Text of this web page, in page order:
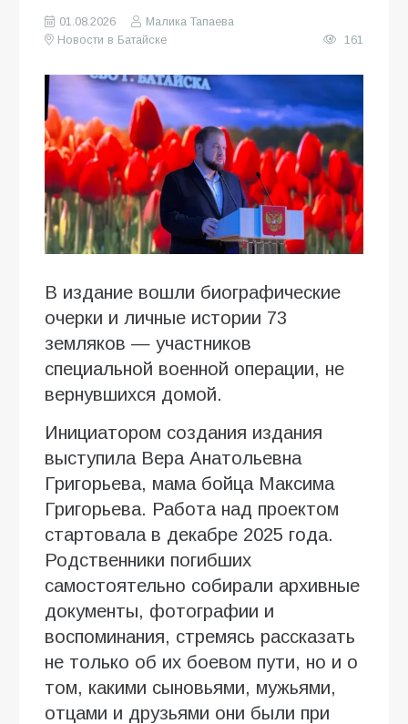
01.08.2026
Малика Тапаева
Новости в Батайске
161
В издание вошли биографические
очерки и личные истории 73
земляков — участников
специальной военной операции, не
вернувшихся домой.
Инициатором создания издания
выступила Вера Анатольевна
Григорьева, мама бойца Максима
Григорьева. Работа над проектом
стартовала в декабре 2025 года.
Родственники погибших
самостоятельно собирали архивные
документы, фотографии и
воспоминания, стремясь рассказать
не только об их боевом пути, но и о
том, какими сыновьями, мужьями,
отцами и друзьями они были при